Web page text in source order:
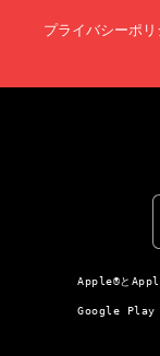
プライバシーポリ
Apple®と
Google Play